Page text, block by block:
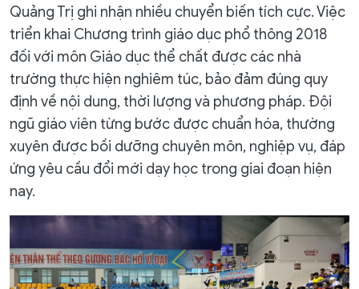
Quảng Trị ghi nhận nhiều chuyển biến tích cực. Việc
triển khai Chương trình giáo dục phổ thông 2018
đối với môn Giáo dục thể chất được các nhà
trường thực hiện nghiêm túc, bảo đảm đúng quy
định về nội dung, thời lượng và phương pháp. Đội
ngũ giáo viên từng bước được chuẩn hóa, thường
xuyên được bồi dưỡng chuyên môn, nghiệp vụ, đáp
ứng yêu cầu đổi mới dạy học trong giai đoạn hiện
nay.